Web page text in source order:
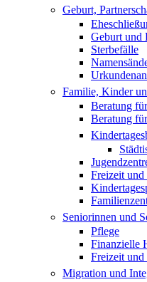
Geburt,
Geburt und
Sterbefälle
Familie, Kinder
Beratung
Beratung
Freizeit und
Seniorinnen und
Pflege
Finanzielle
Freizeit
Migration und